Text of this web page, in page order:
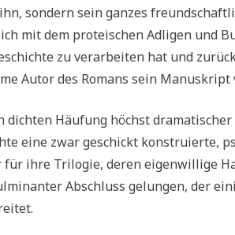
sondern sein ganzes
mit dem proteischen Adligen und
zu verarbeiten hat und
Autor des Romans sein Manuskript
Häufung höchst
eine zwar geschickt konstruierte,
ihre Trilogie, deren eigenwillige
Abschluss gelungen, der